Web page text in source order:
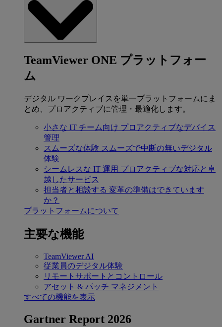
TeamViewer ONE プラットフォー
ム
デジタル ワークプレイスを単一プラットフォームにま
とめ、プロアクティブに管理・最適化します。
小さな IT チーム向け プロアクティブなデバイス
管理
スムーズな体験 スムーズで中断の無いデジタル
体験
シームレスな IT 運用 プロアクティブな対応と卓
越したサービス
担当者と相談する 変革の準備はできています
か？
プラットフォームについて
主要な機能
TeamViewer AI
従業員のデジタル体験
リモートサポートとコントロール
アセット & パッチ マネジメント
すべての機能を表示
Gartner Report 2026